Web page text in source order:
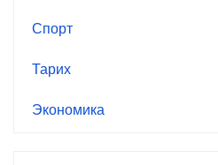
Спорт
Тарих
Экономика